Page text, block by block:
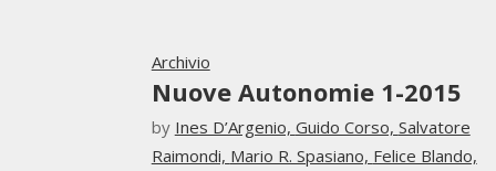
Archivio
Nuove Autonomie 1-2015
by Ines D’Argenio, Guido Corso, Salvatore
Raimondi, Mario R. Spasiano, Felice Blando,